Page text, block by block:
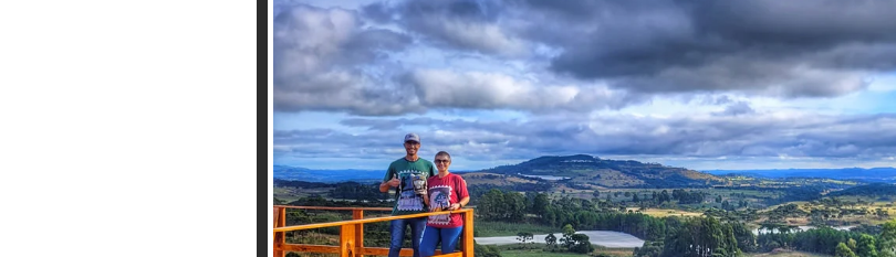
Inspire-se!